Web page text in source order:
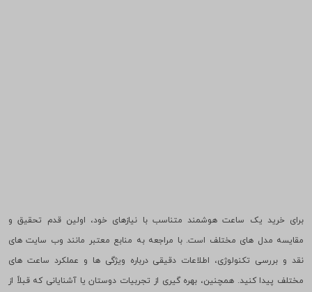
برای خرید یک ساعت هوشمند متناسب با نیازهای خود، اولین قدم تحقیق و
مقایسه مدل های مختلف است. با مراجعه به منابع معتبر مانند وب سایت های